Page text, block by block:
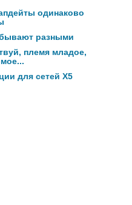
одинаково
разными
племя младое,
для сетей X5